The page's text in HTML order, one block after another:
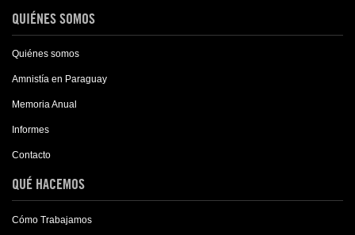
QUIÉNES SOMOS
Quiénes somos
Amnistía en Paraguay
Memoria Anual
Informes
Contacto
QUÉ HACEMOS
Cómo Trabajamos